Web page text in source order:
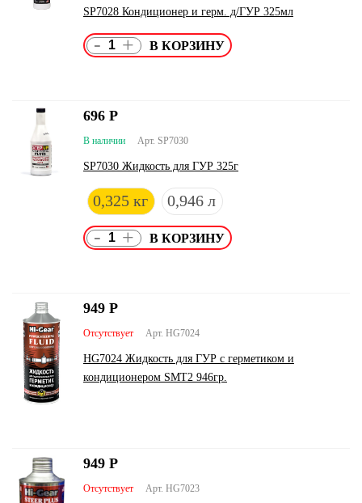
SP7028 Кондиционер и герм. д/ГУР 325мл
- +
Арт. SP7030
В наличии
SP7030 Жидкость для ГУР 325г
0,325 кг 0,946 л
696 Р
- +
Арт. HG7024
Отсутствует
HG7024 Жидкость для ГУР с герметиком и
кондиционером SMT2 946гр.
949 Р
Арт. HG7023
Отсутствует
949 Р